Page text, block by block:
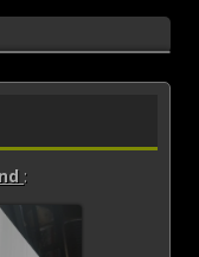
au contenu principal
: